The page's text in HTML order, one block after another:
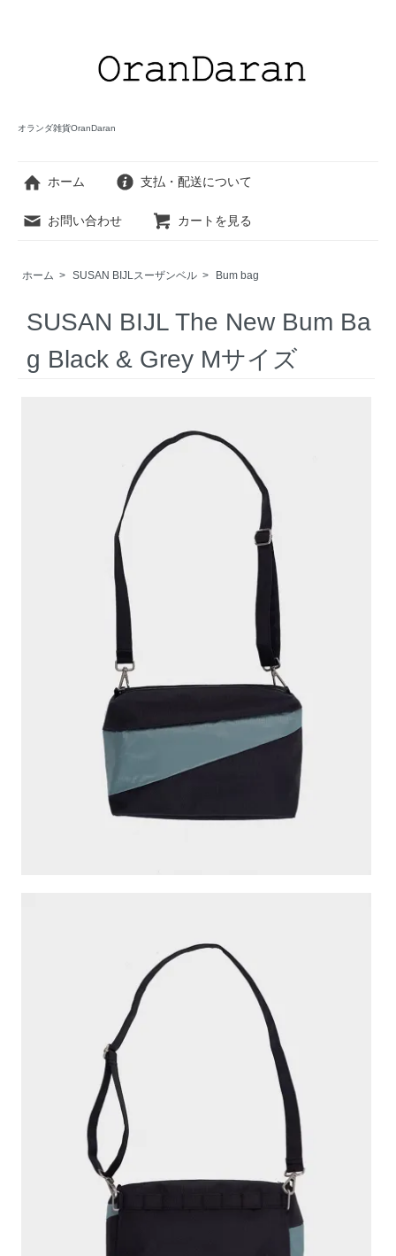
オランダ雑貨OranDaran
ホーム 支払・配送について
お問い合わせ カートを見る
ホーム > SUSAN BIJLスーザンベル > Bum bag
SUSAN BIJL The New Bum Ba
g Black & Grey Mサイズ